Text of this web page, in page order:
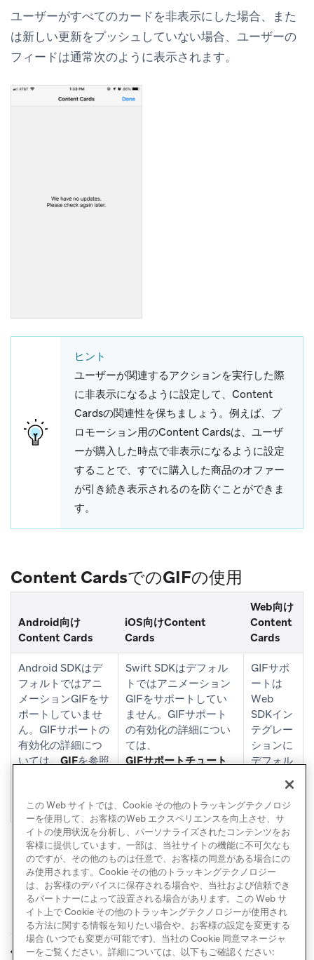
ユーザーがすべてのカードを非表示にした場合、また
は新しい更新をプッシュしていない場合、ユーザーの
フィードは通常次のように表示されます。
ヒント
ユーザーが関連するアクションを実行した際
に非表示になるように設定して、Content
Cardsの関連性を保ちましょう。例えば、プ
ロモーション用のContent Cardsは、ユーザ
ーが購入した時点で非表示になるように設定
することで、すでに購入した商品のオファー
が引き続き表示されるのを防ぐことができま
す。
Content CardsでのGIFの使用
Android向け
Content Cards
iOS向けContent
Cards
Web向け
Content
Cards
Android SDKはデ
フォルトではアニ
メーションGIFをサ
ポートしていませ
ん。GIFサポートの
有効化の詳細につ
いては、GIFを参照
Swift SDKはデフォル
トではアニメーション
GIFをサポートしてい
ません。GIFサポート
の有効化の詳細につい
ては、
GIFサポートチュート
GIFサポ
ートは
Web
SDKイン
テグレー
ションに
デフォル
れていま
す。
前へ カード作成 次へ レポート
この Web サイトでは、Cookie その他のトラッキングテクノロジ
ーを使用して、お客様のWeb エクスペリエンスを向上させ、サ
イトの使用状況を分析し、パーソナライズされたコンテンツをお
客様に提供しています。一部は、当社サイトの機能に不可欠なも
のですが、その他のものは任意で、お客様の同意がある場合にの
み使用されます。Cookie その他のトラッキングテクノロジー
は、お客様のデバイスに保存される場合や、当社および信頼でき
るパートナーによって設置される場合があります。この Web サ
イト上で Cookie その他のトラッキングテクノロジーが使用され
る方法に関する情報を知りたい場合や、お客様の設定を変更する
場合 (いつでも変更が可能です)、当社の Cookie 同意マネージャ
ーをご覧ください。詳細については、以下もご確認ください: